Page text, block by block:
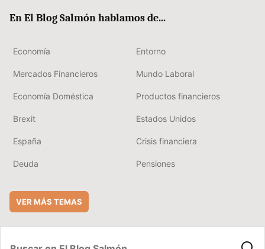
En El Blog Salmón hablamos de...
Economía Entorno
Mercados Financieros Mundo Laboral
Economía Doméstica Productos financieros
Brexit Estados Unidos
España Crisis financiera
Deuda Pensiones
VER MÁS TEMAS